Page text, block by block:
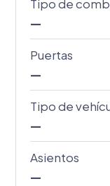
Tipo de
—
Puertas
—
Tipo de
—
Asientos
—